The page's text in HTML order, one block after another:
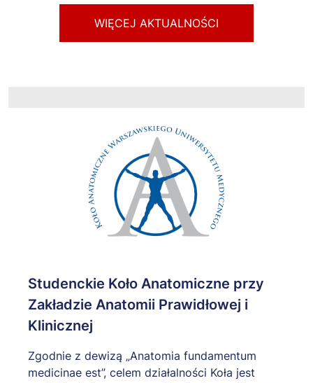
WIĘCEJ AKTUALNOŚCI
Studenckie Koło Anatomiczne przy
Zakładzie Anatomii Prawidłowej i
Klinicznej
Zgodnie z dewizą „Anatomia fundamentum
medicinae est”, celem działalności Koła jest